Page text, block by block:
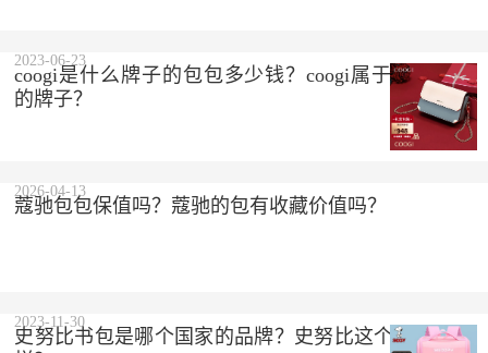
coogi是什么牌子的包包多少钱？coogi属于什么档次
的牌子？
2023-06-23
蔻驰包包保值吗？蔻驰的包有收藏价值吗？
2026-04-13
史努比书包是哪个国家的品牌？史努比这个品牌怎么
2023-11-30